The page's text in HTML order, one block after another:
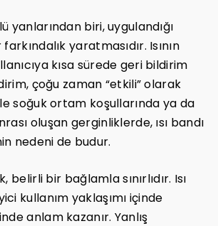
yanlarından biri, uygulandığı
yaratmasıdır. Isının
kısa sürede geri bildirim
çoğu zaman “etkili” olarak
soğuk ortam koşullarında ya da
oluşan gerginliklerde, ısı bandı
nedeni de budur.
belirli bir bağlamla sınırlıdır. Isı
kullanım yaklaşımı içinde
anlam kazanır. Yanlış